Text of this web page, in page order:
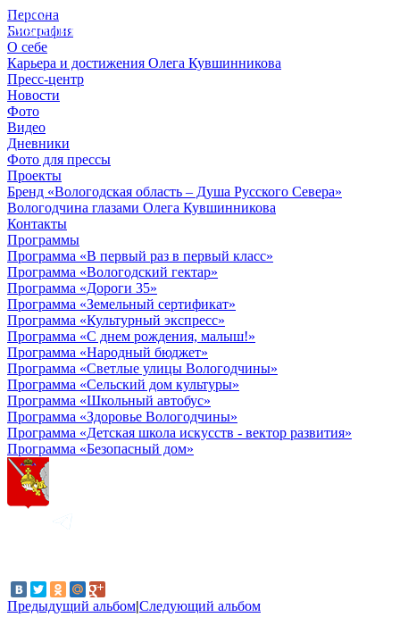
Персона
Биография
О себе
Карьера и достижения Олега Кувшинникова
Пресс-центр
Новости
Фото
Видео
Дневники
Фото для прессы
Проекты
Бренд «Вологодская область – Душа Русского Севера»
Вологодчина глазами Олега Кувшинникова
Контакты
Программы
Программа «В первый раз в первый класс»
Программа «Вологодский гектар»
Программа «Дороги 35»
Программа «Земельный сертификат»
Программа «Культурный экспресс»
Программа «С днем рождения, малыш!»
Программа «Народный бюджет»
Программа «Светлые улицы Вологодчины»
Программа «Сельский дом культуры»
Программа «Школьный автобус»
Программа «Здоровье Вологодчины»
Программа «Детская школа искусств - вектор развития»
Программа «Безопасный дом»
Предыдущий альбом|Следующий альбом
© 2012 - 2023,
КУВШИННИКОВ О.А.